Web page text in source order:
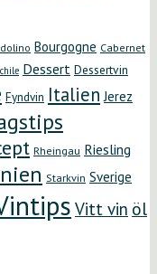
Bourgogne Cabernet
chile Dessert Dessertvin
Fyndvin Italien Jerez
Rheingau Riesling
Starkvin Sverige
Vitt vin öl